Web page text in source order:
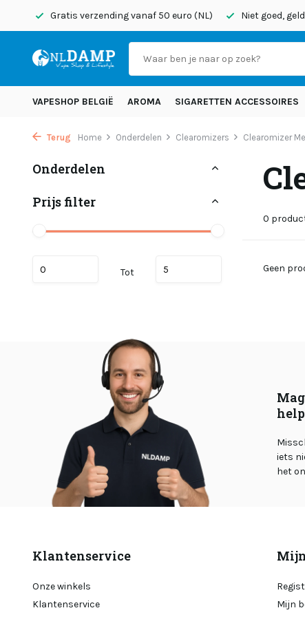
Gratis verzending vanaf 50 euro (NL) Niet goed,
VAPESHOP BELGIË AROMA SIGARETTEN ACCESSOIRES
Terug Home Onderdelen Clearomizers Clearomizer
Onderdelen
Prijs filter
Tot
0
Geen
iets
het
Klantenservice
Onze winkels
Klantenservice
Mijn